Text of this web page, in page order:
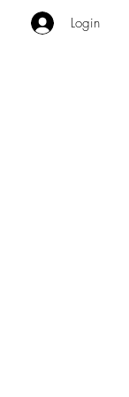
Login